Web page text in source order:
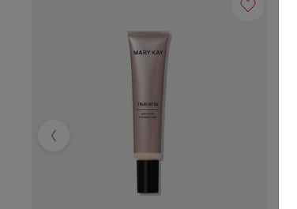
Previous